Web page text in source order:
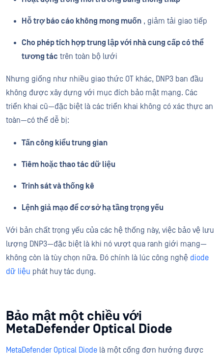
Hỗ trợ báo cáo không mong muốn , giảm tải giao tiếp
Cho phép tích hợp trung lập với nhà cung cấp có thể
tương tác trên toàn bộ lưới
Nhưng giống như nhiều giao thức OT khác, DNP3 ban đầu
không được xây dựng với mục đích bảo mật mạng. Các
triển khai cũ—đặc biệt là các triển khai không có xác thực an
toàn—có thể dễ bị:
Tấn công kiểu trung gian
Tiêm hoặc thao tác dữ liệu
Trinh sát và thống kê
Lệnh giả mạo để cơ sở hạ tầng trọng yếu
Với bản chất trọng yếu của các hệ thống này, việc bảo vệ lưu
lượng DNP3—đặc biệt là khi nó vượt qua ranh giới mạng—
không còn là tùy chọn nữa. Đó chính là lúc công nghệ diode
dữ liệu phát huy tác dụng.
Bảo mật một chiều với
MetaDefender Optical Diode
MetaDefender Optical Diode là một cổng đơn hướng được